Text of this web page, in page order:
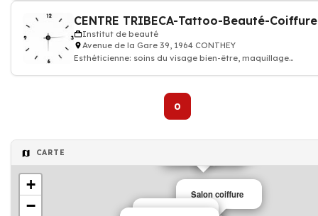
CENTRE TRIBECA-Tattoo-Beauté-Coiffure
Institut de beauté
Avenue de la Gare 39, 1964 CONTHEY
Esthéticienne: soins du visage bien-être, maquillage
0
CARTE
Salon coiffure
+
−